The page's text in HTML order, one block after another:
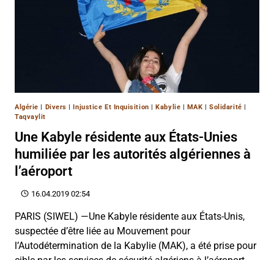
Algérie | Divers |Injustice Et Inquisition |Kabylie | MAK |Solidarité |
Taqvaylit
Une Kabyle résidente aux États-Unies
humiliée par les autorités algériennes à
l’aéroport
16.04.2019 02:54
PARIS (SIWEL) —Une Kabyle résidente aux États-Unis,
suspectée d’être liée au Mouvement pour
l’Autodétermination de la Kabylie (MAK), a été prise pour